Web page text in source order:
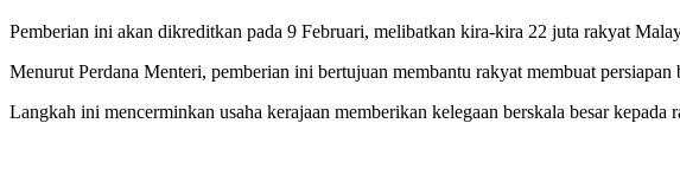
Pemberian ini akan dikreditkan pada 9 Februari, melibatkan kira-kira 22 juta rakyat
Menurut Perdana Menteri, pemberian ini bertujuan membantu rakyat membuat
Langkah ini mencerminkan usaha kerajaan memberikan kelegaan berskala besar